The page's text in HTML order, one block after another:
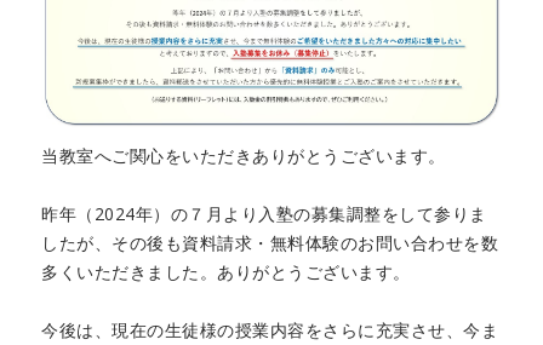
当教室へご関心をいただきありがとうございます。
昨年（2024年）の７月より入塾の募集調整をして参りま
したが、その後も資料請求・無料体験のお問い合わせを数
多くいただきました。ありがとうございます。
今後は、現在の生徒様の授業内容をさらに充実させ、今ま